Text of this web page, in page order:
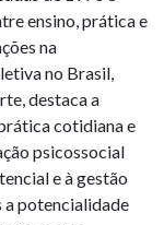
ensino, prática e
na
no Brasil,
destaca a
cotidiana e
psicossocial
e à gestão
a potencialidade